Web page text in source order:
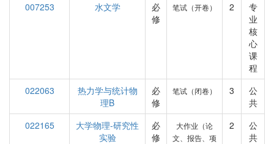
007253
水文学
必
修
笔试（开卷） 2
专
业
核
心
课
程
022063
热力学与统计物
理B
必
修
笔试（闭卷） 3
公
共
022165
大学物理-研究性
实验
必
修
大作业（论
文、报告、项
2
公
共